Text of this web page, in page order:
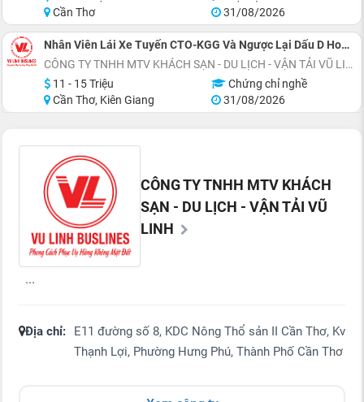
Cần Thơ
31/08/2026
Nhân Viên Lái Xe Tuyến CTO-KGG Và Ngược Lại Dấu D Hoặc Dấu E
CÔNG TY TNHH MTV KHÁCH SẠN - DU LỊCH - VẬN TẢI VŨ LINH
11 - 15 Triệu
Chứng chỉ nghề
Cần Thơ, Kiên Giang
31/08/2026
CÔNG TY TNHH MTV KHÁCH
SẠN - DU LỊCH - VẬN TẢI VŨ
LINH
...
Địa chỉ:
E11 đường số 8, KDC Nông Thổ sản II Cần Thơ, Kv
Thạnh Lợi, Phường Hưng Phú, Thành Phố Cần Thơ